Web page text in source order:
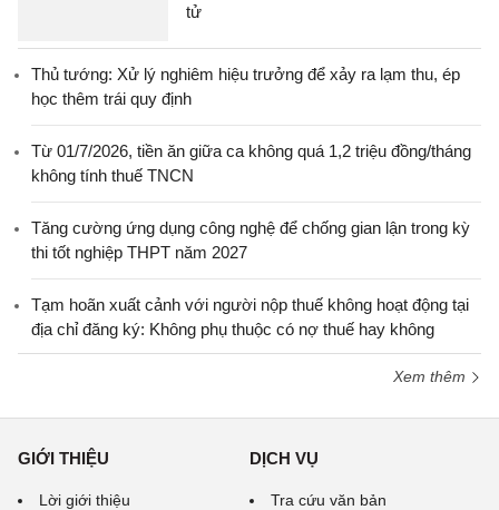
tử
Thủ tướng: Xử lý nghiêm hiệu trưởng để xảy ra lạm thu, ép
học thêm trái quy định
Từ 01/7/2026, tiền ăn giữa ca không quá 1,2 triệu đồng/tháng
không tính thuế TNCN
Tăng cường ứng dụng công nghệ để chống gian lận trong kỳ
thi tốt nghiệp THPT năm 2027
Tạm hoãn xuất cảnh với người nộp thuế không hoạt động tại
địa chỉ đăng ký: Không phụ thuộc có nợ thuế hay không
Xem thêm
GIỚI THIỆU
Lời giới thiệu
DỊCH VỤ
Tra cứu văn bản